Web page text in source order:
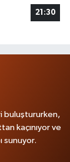
21:30
buluştururken,
kaçınıyor ve
sunuyor.